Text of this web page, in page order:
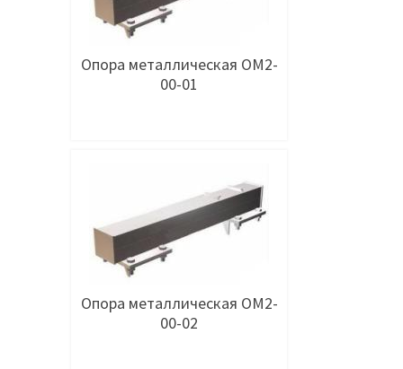
Опора металлическая ОМ2-
00-01
Опора металлическая ОМ2-
00-02